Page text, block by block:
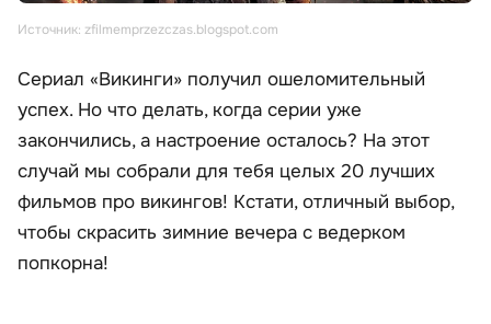
Источник: zfilmemprzezczas.blogspot.com
Сериал «Викинги» получил ошеломительный
успех. Но что делать, когда серии уже
закончились, а настроение осталось? На этот
случай мы собрали для тебя целых 20 лучших
фильмов про викингов! Кстати, отличный выбор,
чтобы скрасить зимние вечера с ведерком
попкорна!